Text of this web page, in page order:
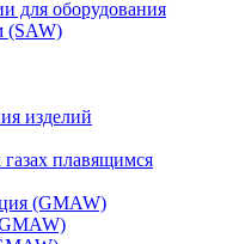
для оборудования
(SAW)
изделий
плавящимся
(GMAW)